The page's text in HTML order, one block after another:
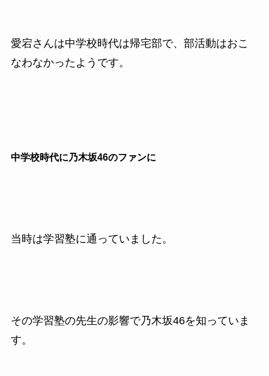
愛宕さんは中学校時代は帰宅部で、部活動はおこ
なわなかったようです。
中学校時代に乃木坂46のファンに
当時は学習塾に通っていました。
その学習塾の先生の影響で乃木坂46を知っていま
す。